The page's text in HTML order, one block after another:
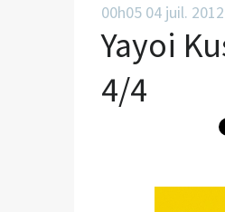
00h05 04 juil. 2012
Yayoi
4/4